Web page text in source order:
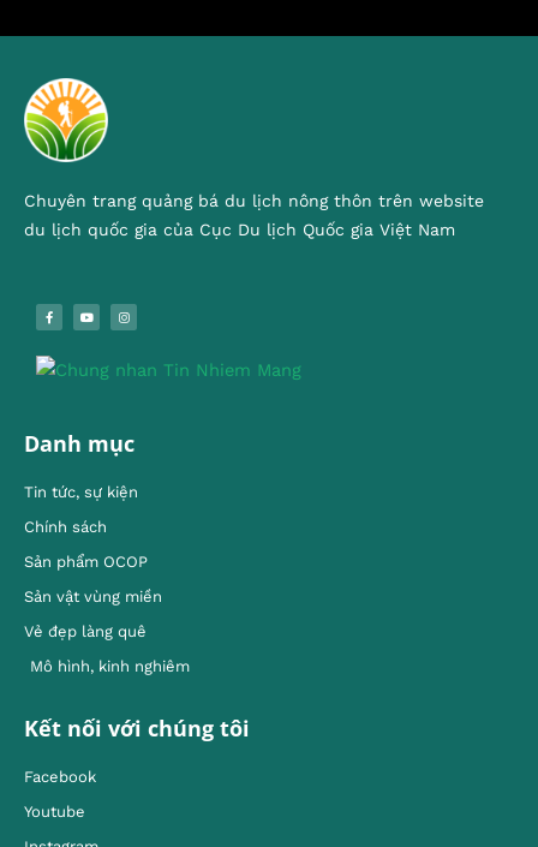
Chuyên trang quảng bá du lịch nông thôn trên website
du lịch quốc gia của Cục Du lịch Quốc gia Việt Nam
Danh mục
Tin tức, sự kiện
Chính sách
Sản phẩm OCOP
Sản vật vùng miền
Vẻ đẹp làng quê
Mô hình, kinh nghiêm
Kết nối với chúng tôi
Facebook
Youtube